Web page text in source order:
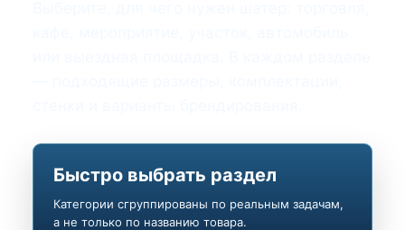
Быстро выбрать раздел
Категории сгруппированы по реальным задачам,
а не только по названию товара.